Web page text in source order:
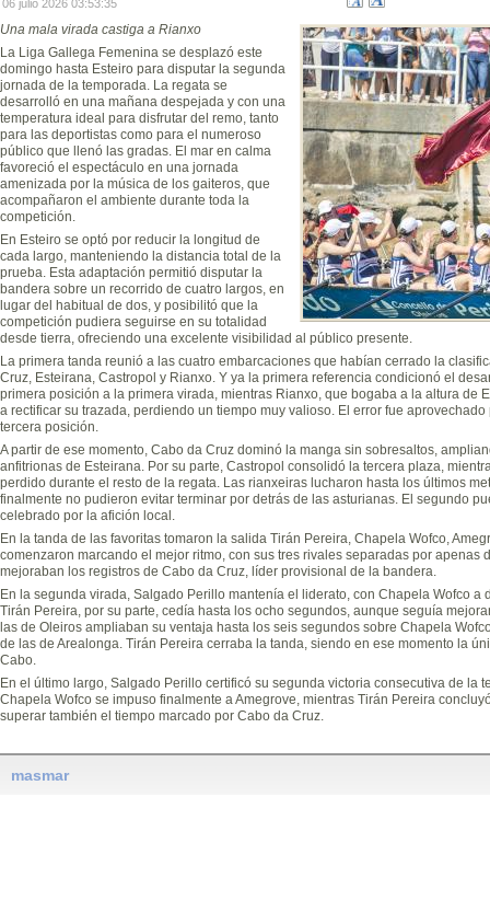
06 julio 2026 03:53:35
Una mala virada castiga a Rianxo
La Liga Gallega Femenina se desplazó este
domingo hasta Esteiro para disputar la segunda
jornada de la temporada. La regata se
desarrolló en una mañana despejada y con una
temperatura ideal para disfrutar del remo, tanto
para las deportistas como para el numeroso
público que llenó las gradas. El mar en calma
favoreció el espectáculo en una jornada
amenizada por la música de los gaiteros, que
acompañaron el ambiente durante toda la
competición.
En Esteiro se optó por reducir la longitud de
cada largo, manteniendo la distancia total de la
prueba. Esta adaptación permitió disputar la
bandera sobre un recorrido de cuatro largos, en
lugar del habitual de dos, y posibilitó que la
competición pudiera seguirse en su totalidad
desde tierra, ofreciendo una excelente visibilidad al público presente.
La primera tanda reunió a las cuatro embarcaciones que habían cerrado la
Cruz, Esteirana, Castropol y Rianxo. Y ya la primera referencia condicionó el
primera posición a la primera virada, mientras Rianxo, que bogaba a la altura de
a rectificar su trazada, perdiendo un tiempo muy valioso. El error fue
tercera posición.
A partir de ese momento, Cabo da Cruz dominó la manga sin sobresaltos,
anfitrionas de Esteirana. Por su parte, Castropol consolidó la tercera plaza,
perdido durante el resto de la regata. Las rianxeiras lucharon hasta los últimos
finalmente no pudieron evitar terminar por detrás de las asturianas. El segundo
celebrado por la afición local.
En la tanda de las favoritas tomaron la salida Tirán Pereira, Chapela Wofco,
comenzaron marcando el mejor ritmo, con sus tres rivales separadas por apenas
mejoraban los registros de Cabo da Cruz, líder provisional de la bandera.
En la segunda virada, Salgado Perillo mantenía el liderato, con Chapela Wofco a
Tirán Pereira, por su parte, cedía hasta los ocho segundos, aunque seguía
las de Oleiros ampliaban su ventaja hasta los seis segundos sobre Chapela
de las de Arealonga. Tirán Pereira cerraba la tanda, siendo en ese momento la
Cabo.
En el último largo, Salgado Perillo certificó su segunda victoria consecutiva de la
Chapela Wofco se impuso finalmente a Amegrove, mientras Tirán Pereira
superar también el tiempo marcado por Cabo da Cruz.
masmar